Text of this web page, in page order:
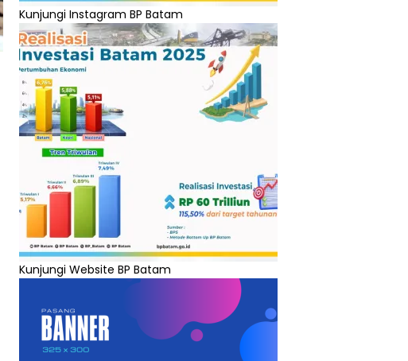
Kunjungi Instagram BP Batam
Kunjungi Website BP Batam